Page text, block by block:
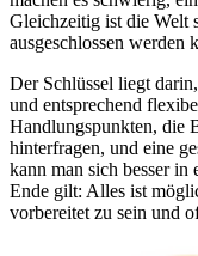
Gleichzeitig ist die Welt
ausgeschlossen werden
Der Schlüssel liegt
und entsprechend
Handlungspunkten, die
hinterfragen, und eine
kann man sich besser in
Ende gilt: Alles ist
vorbereitet zu sein und